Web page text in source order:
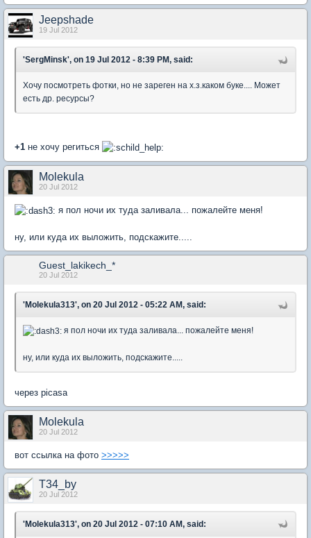
Jeepshade
19 Jul 2012
'SergMinsk', on 19 Jul 2012 - 8:39 PM, said:
Хочу посмотреть фотки, но не зареген на х.з.каком буке.... Может
есть др. ресурсы?
+1 не хочу региться
Molekula
20 Jul 2012
я пол ночи их туда заливала... пожалейте меня!
ну, или куда их выложить, подскажите.....
Guest_lakikech_*
20 Jul 2012
'Molekula313', on 20 Jul 2012 - 05:22 AM, said:
я пол ночи их туда заливала... пожалейте меня!
ну, или куда их выложить, подскажите.....
через picasa
Molekula
20 Jul 2012
вот ссылка на фото >>>>>
T34_by
20 Jul 2012
'Molekula313', on 20 Jul 2012 - 07:10 AM, said: